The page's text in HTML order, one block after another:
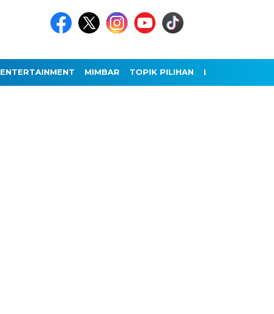
ENTERTAINMENT MIMBAR TOPIK PILIHAN LAINNYA